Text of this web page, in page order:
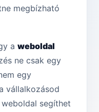
megbízható
a weboldal
ne csak egy
egy
vállalkozásod
segíthet